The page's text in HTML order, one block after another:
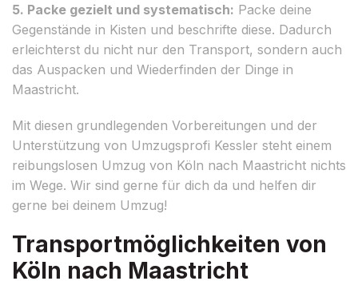
5. Packe gezielt und systematisch: Packe deine
Gegenstände in Kisten und beschrifte diese. Dadurch
erleichterst du nicht nur den Transport, sondern auch
das Auspacken und Wiederfinden der Dinge in
Maastricht.
Mit diesen grundlegenden Vorbereitungen und der
Unterstützung von Umzugsprofi Kessler steht einem
reibungslosen Umzug von Köln nach Maastricht nichts
im Wege. Wir sind gerne für dich da und helfen dir
gerne bei deinem Umzug!
Transportmöglichkeiten von
Köln nach Maastricht